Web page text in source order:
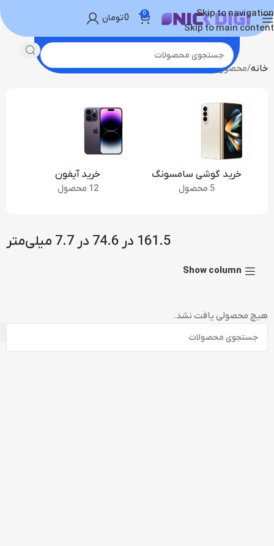
Skip to navigation
Skip to main content
0
0تومان
خانه محصول ابعاد 161.5 در 74.6 در 7.7 میلی‌متر
خرید گوشی سامسونگ
5 محصول
خرید آیفون
12 محصول
161.5 در 74.6 در 7.7 میلی‌متر
Show column
هیچ محصولی یافت نشد.